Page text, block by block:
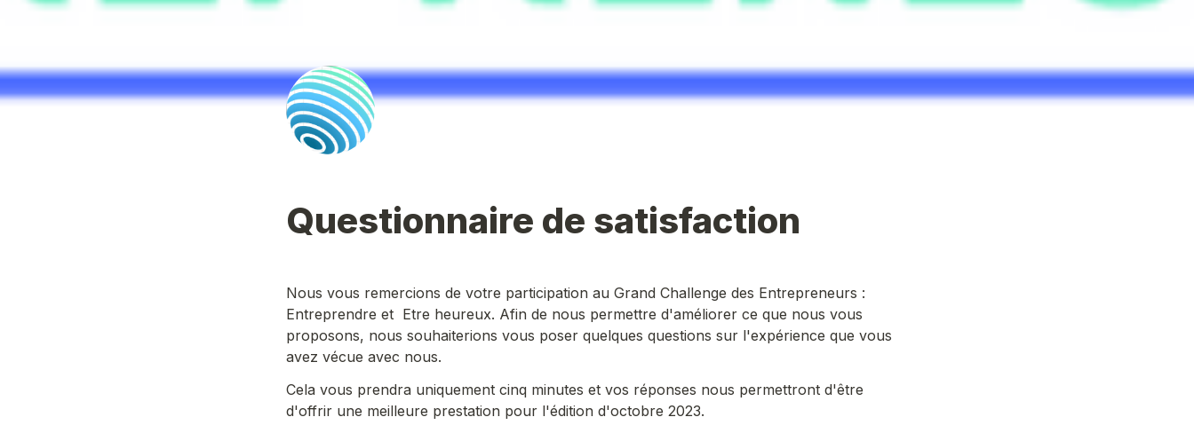
Questionnaire de satisfaction
Nous vous remercions de votre participation au Grand Challenge des Entrepreneurs :
Entreprendre et  Etre heureux. Afin de nous permettre d'améliorer ce que nous vous
proposons, nous souhaiterions vous poser quelques questions sur l'expérience que vous
avez vécue avec nous.
Cela vous prendra uniquement cinq minutes et vos réponses nous permettront d'être
d'offrir une meilleure prestation pour l'édition d'octobre 2023.